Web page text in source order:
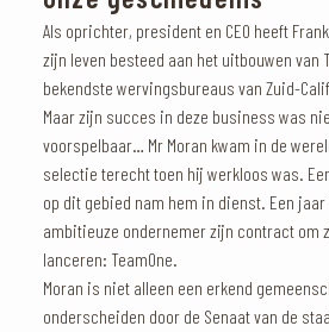
Als oprichter, president en CEO heeft
zijn leven besteed aan het uitbouwen van
bekendste wervingsbureaus van Zuid-
Maar zijn succes in deze business was
voorspelbaar… Mr Moran kwam in de
selectie terecht toen hij werkloos was.
op dit gebied nam hem in dienst. Een
ambitieuze ondernemer zijn contract om
lanceren: TeamOne.
Moran is niet alleen een erkend
onderscheiden door de Senaat van de